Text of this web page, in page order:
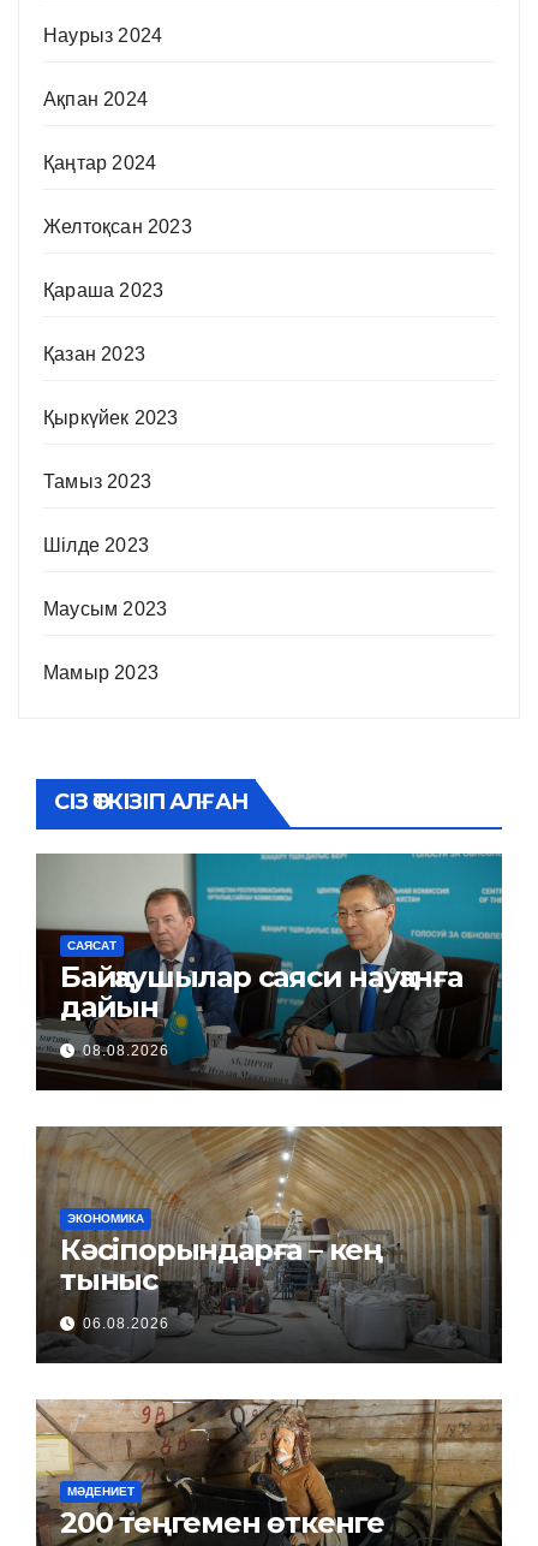
Наурыз 2024
Ақпан 2024
Қаңтар 2024
Желтоқсан 2023
Қараша 2023
Қазан 2023
Қыркүйек 2023
Тамыз 2023
Шілде 2023
Маусым 2023
Мамыр 2023
СІЗ ӨТКІЗІП АЛҒАН
САЯСАТ
Байқаушылар саяси науқанға
дайын
08.08.2026
ЭКОНОМИКА
Кәсіпорындарға – кең
тыныс
06.08.2026
МӘДЕНИЕТ
200 теңгемен өткенге